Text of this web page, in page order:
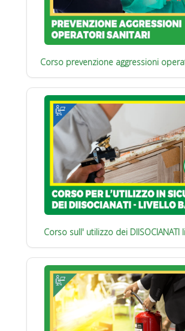
Corso prevenzione aggressioni
Corso sull' utilizzo dei DIISOCIANATI